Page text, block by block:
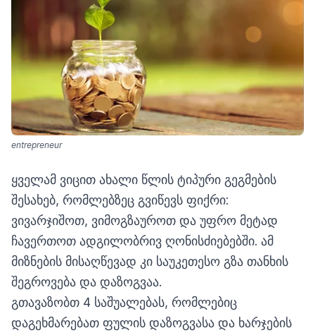
entrepreneur
ყველამ ვიცით ახალი წლის ტიპური გეგმების
შესახებ, რომლებზეც გვიწევს ფიქრი:
ვივარჯიშოთ, ვიმოგზაუროთ და უფრო მეტად
ჩავერთოთ ადგილობრივ ღონისძიებებში. ამ
მიზნების მისაღწევად კი საუკეთესო გზა თანხის
შეგროვება და დაზოგვაა.
გთავაზობთ 4 საშუალებას, რომლებიც
დაგეხმარებათ ფულის დაზოგვასა და ხარჯების